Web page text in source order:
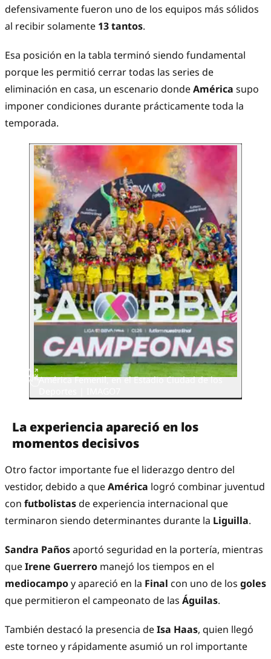
defensivamente fueron uno de los equipos más sólidos
al recibir solamente 13 tantos.
Esa posición en la tabla terminó siendo fundamental
porque les permitió cerrar todas las series de
eliminación en casa, un escenario dondeAmérica supo
imponer condiciones durante prácticamente toda la
temporada.
América Femenil, en el Estadio Ciudad de los
La experiencia apareció en los
momentos decisivos
Otro factor importante fue el liderazgo dentro del
vestidor, debido a queAmérica logró combinar juventud
con futbolistasde experiencia internacional que
terminaron siendo determinantes durante la Liguilla.
Sandra Pañosaportó seguridad en la portería, mientras
queIrene Guerrero manejó los tiempos en el
mediocampoy apareció en la Final con uno de los goles
que permitieron el campeonato de las Águilas.
También destacó la presencia deIsa Haas, quien llegó
este torneo y rápidamente asumió un rol importante